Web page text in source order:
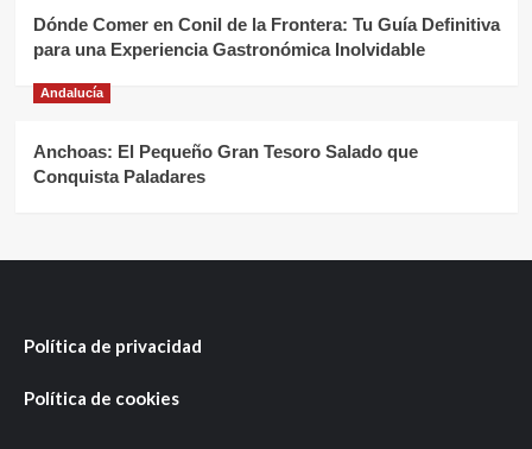
Dónde Comer en Conil de la Frontera: Tu Guía Definitiva
para una Experiencia Gastronómica Inolvidable
Andalucía
Anchoas: El Pequeño Gran Tesoro Salado que
Conquista Paladares
Política de privacidad
Política de cookies